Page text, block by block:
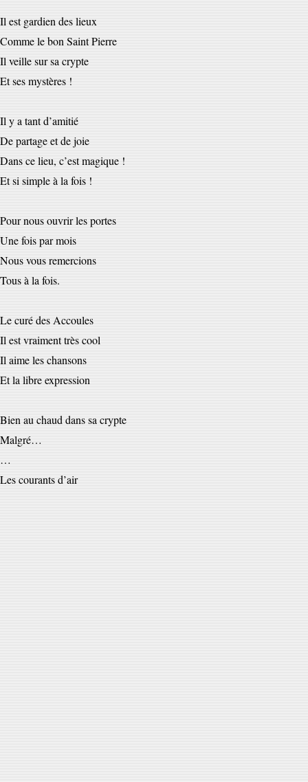
Il est gardien des lieux
Comme le bon Saint Pierre
Il veille sur sa crypte
Et ses mystères !
Il y a tant d’amitié
De partage et de joie
Dans ce lieu, c’est magique !
Et si simple à la fois !
Pour nous ouvrir les portes
Une fois par mois
Nous vous remercions
Tous à la fois.
Le curé des Accoules
Il est vraiment très cool
Il aime les chansons
Et la libre expression
Bien au chaud dans sa crypte
Malgré…
…
Les courants d’air